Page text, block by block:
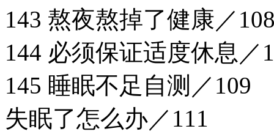
143 熬夜熬掉了健康／
144 必须保证适度休息／
145 睡眠不足自测／109
失眠了怎么办／111